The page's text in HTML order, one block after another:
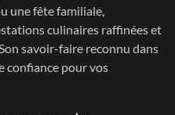
une fête familiale,
culinaires raffinées et
savoir-faire reconnu dans
confiance pour vos